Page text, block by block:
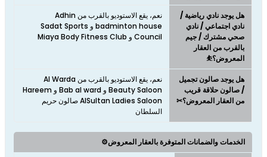
هل يوجد نادي رياضية /
نادي اجتماعي / نادي
صحي مشترك / جيم
بالقرب من العقار
المعروض؟⛹
نعم، يقع الاستوديو بالقرب من Adhin
badminton house و Sadat Sports
Council و Miaya Body Fitness Club
هل يوجد صالون تجميل
/ صالون حلاقة قريب
من العقار المعروض؟✂
نعم، يقع الاستوديو بالقرب من Al Warda
Beauty Saloon و Bab al ward و Hareem
AlSultan Ladies Saloon صالون حريم
السلطان
الخدمات والضمانات المتوفرة بالعقار المعروض⚙️